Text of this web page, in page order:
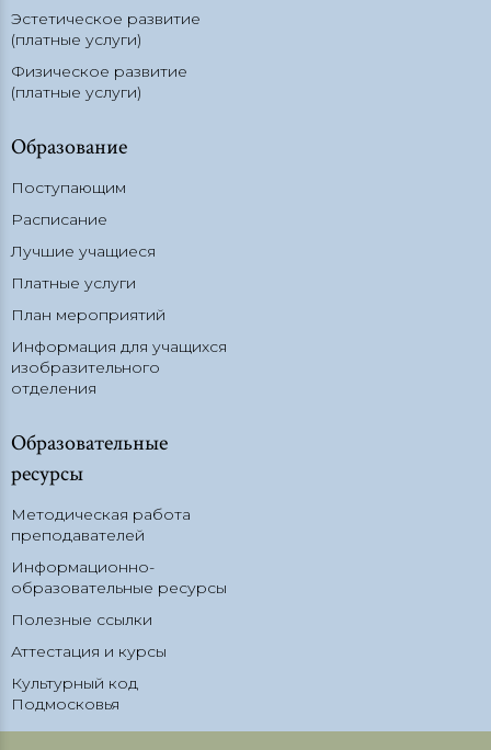
Эстетическое развитие
(платные услуги)
Физическое развитие
(платные услуги)
Образование
Поступающим
Расписание
Лучшие учащиеся
Платные услуги
План мероприятий
Информация для учащихся
изобразительного
отделения
Образовательные
ресурсы
Методическая работа
преподавателей
Информационно-
образовательные ресурсы
Полезные ссылки
Аттестация и курсы
Культурный код
Подмосковья